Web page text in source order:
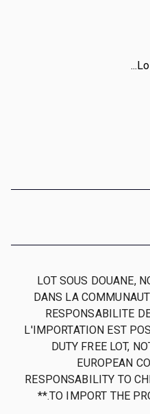
** LOT SOUS DOUANE,
DANS LA
RESPONSABILITE
L'IMPORTATION EST
DUTY FREE LOT,
EUROPEAN
RESPONSABILITY TO
TO IMPORT THE